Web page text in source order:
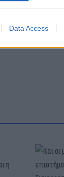
Data Access